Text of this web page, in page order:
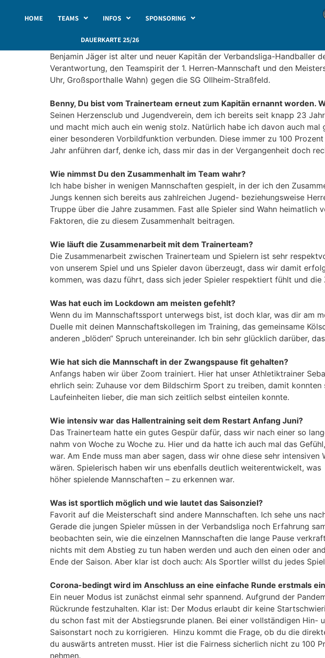
HOME TEAMS INFOS SPONSORING
DAUERKARTE 25/26
Benjamin Jäger ist alter und neuer Kapitän der Verbandsliga-Handballer
Verantwortung, den Teamspirit der 1. Herren-Mannschaft und den
Uhr, Großsporthalle Wahn) gegen die SG Ollheim-Straßfeld.
Benny, Du bist vom Trainerteam erneut zum Kapitän ernannt worden.
Seinen Herzensclub und Jugendverein, dem ich bereits seit knapp 23
und macht mich auch ein wenig stolz. Natürlich habe ich davon auch
einer besonderen Vorbildfunktion verbunden. Diese immer zu 100
Jahr anführen darf, denke ich, dass mir das in der Vergangenheit doch
Wie nimmst Du den Zusammenhalt im Team wahr?
Ich habe bisher in wenigen Mannschaften gespielt, in der ich den
Jungs kennen sich bereits aus zahlreichen Jugend- beziehungsweise
Truppe über die Jahre zusammen. Fast alle Spieler sind Wahn
Faktoren, die zu diesem Zusammenhalt beitragen.
Wie läuft die Zusammenarbeit mit dem Trainerteam?
Die Zusammenarbeit zwischen Trainerteam und Spielern ist sehr
von unserem Spiel und uns Spieler davon überzeugt, dass wir damit
kommen, was dazu führt, dass sich jeder Spieler respektiert fühlt und
Was hat euch im Lockdown am meisten gefehlt?
Wenn du im Mannschaftssport unterwegs bist, ist doch klar, was dir am
Duelle mit deinen Mannschaftskollegen im Training, das gemeinsame
anderen „blöden“ Spruch untereinander. Ich bin sehr glücklich darüber,
Wie hat sich die Mannschaft in der Zwangspause fit gehalten?
Anfangs haben wir über Zoom trainiert. Hier hat unser Athletiktrainer
ehrlich sein: Zuhause vor dem Bildschirm Sport zu treiben, damit
Laufeinheiten lieber, die man sich zeitlich selbst einteilen konnte.
Wie intensiv war das Hallentraining seit dem Restart Anfang Juni?
Das Trainerteam hatte ein gutes Gespür dafür, dass wir nach einer so
nahm von Woche zu Woche zu. Hier und da hatte ich auch mal das
war. Am Ende muss man aber sagen, dass wir ohne diese sehr
wären. Spielerisch haben wir uns ebenfalls deutlich weiterentwickelt,
höher spielende Mannschaften – zu erkennen war.
Was ist sportlich möglich und wie lautet das Saisonziel?
Favorit auf die Meisterschaft sind andere Mannschaften. Ich sehe uns
Gerade die jungen Spieler müssen in der Verbandsliga noch Erfahrung
beobachten sein, wie die einzelnen Mannschaften die lange Pause
nichts mit dem Abstieg zu tun haben werden und auch den einen oder
Ende der Saison. Aber klar ist doch auch: Als Sportler willst du jedes
Corona-bedingt wird im Anschluss an eine einfache Runde erstmals
Ein neuer Modus ist zunächst einmal sehr spannend. Aufgrund der
Rückrunde festzuhalten. Klar ist: Der Modus erlaubt dir keine
du schon fast mit der Abstiegsrunde planen. Bei einer vollständigen Hin-
Saisonstart noch zu korrigieren. Hinzu kommt die Frage, ob du die
du auswärts antreten musst. Hier ist die Fairness sicherlich nicht zu 100
nehmen.